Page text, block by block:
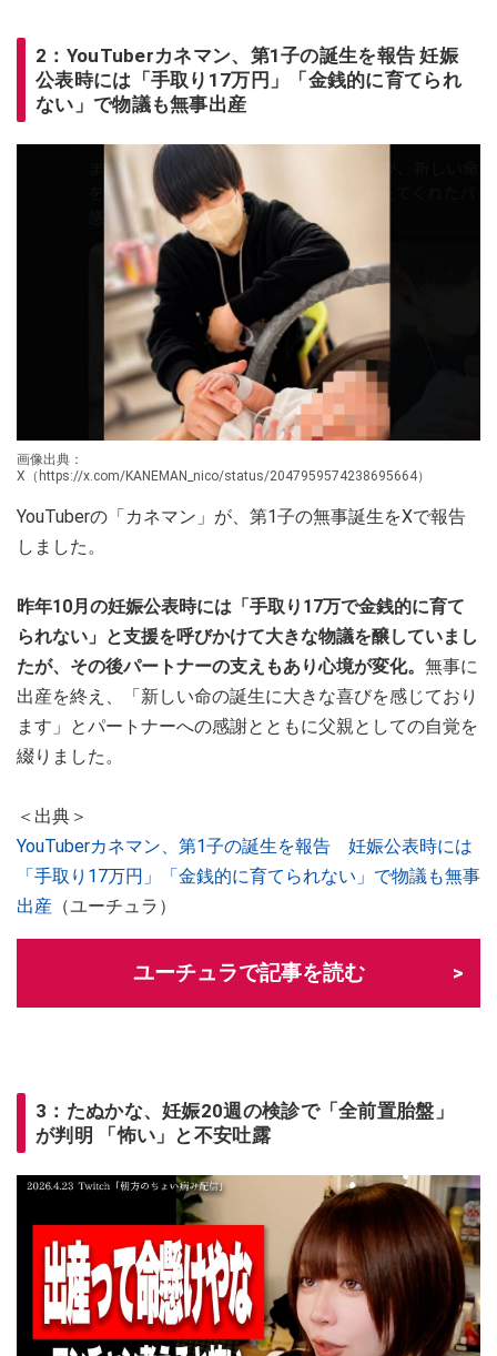
2：YouTuberカネマン、第1子の誕生を報告 妊娠
公表時には「手取り17万円」「金銭的に育てられ
ない」で物議も無事出産
画像出典：
X（https://x.com/KANEMAN_nico/status/2047959574238695664）
YouTuberの「カネマン」が、第1子の無事誕生をXで報告
しました。
昨年10月の妊娠公表時には「手取り17万で金銭的に育て
られない」と支援を呼びかけて大きな物議を醸していまし
たが、その後パートナーの支えもあり心境が変化。 無事に
出産を終え、「新しい命の誕生に大きな喜びを感じており
ます」とパートナーへの感謝とともに父親としての自覚を
綴りました。
＜出典＞
YouTuberカネマン、第1子の誕生を報告 妊娠公表時には
「手取り17万円」「金銭的に育てられない」で物議も無事
出産 （ユーチュラ）
ユーチュラで記事を読む
3：たぬかな、妊娠20週の検診で「全前置胎盤」
が判明 「怖い」と不安吐露